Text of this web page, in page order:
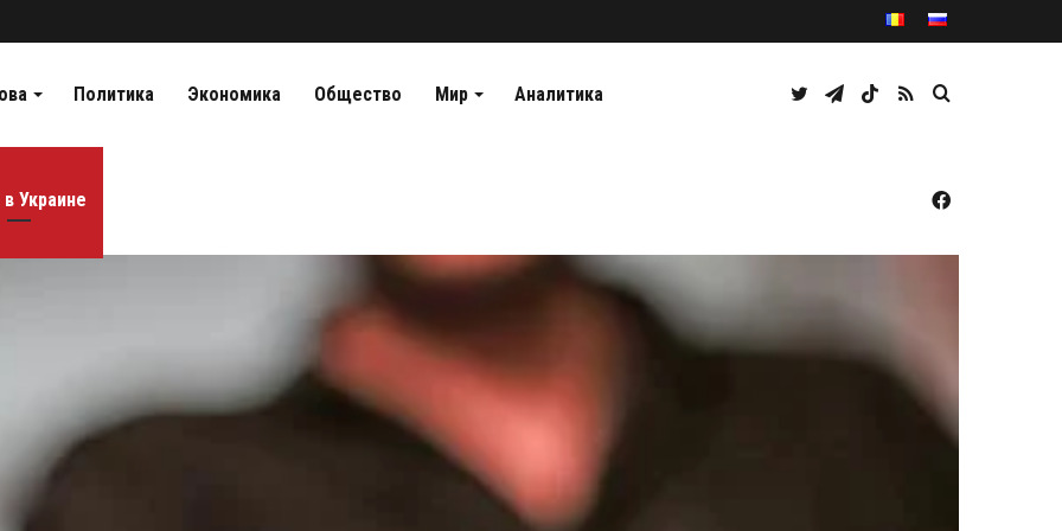
Политика Экономика Общество Мир Аналитика
Украине
Caută
RSS
TikTok
Telegram
Twitter
Facebook